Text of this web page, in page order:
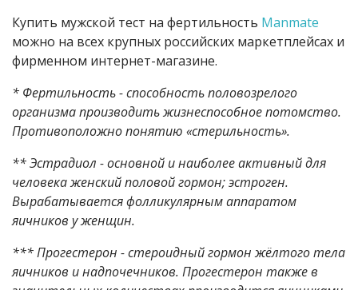
Купить мужской тест на фертильность Manmate
можно на всех крупных российских маркетплейсах и
фирменном интернет-магазине.
* Фертильность - способность половозрелого
организма производить жизнеспособное потомство.
Противоположно понятию «стерильность».
** Эстрадиол - основной и наиболее активный для
человека женский половой гормон; эстроген.
Вырабатывается фолликулярным аппаратом
яичников у женщин.
*** Прогестерон - стероидный гормон жёлтого тела
яичников и надпочечников. Прогестерон также в